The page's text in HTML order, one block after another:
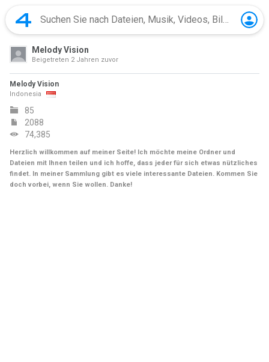
Melody Vision
Beigetreten 2 Jahren zuvor
Melody Vision
Indonesia
85
2088
74,385
Herzlich willkommen auf meiner Seite! Ich möchte meine Ordner und
Dateien mit Ihnen teilen und ich hoffe, dass jeder für sich etwas nützliches
findet. In meiner Sammlung gibt es viele interessante Dateien. Kommen Sie
doch vorbei, wenn Sie wollen. Danke!